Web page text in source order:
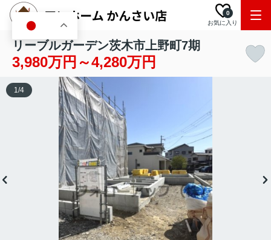
お気に入り
0
リーブルガーデン茨木市上野町7期
3,980万円～4,280万円
1/4